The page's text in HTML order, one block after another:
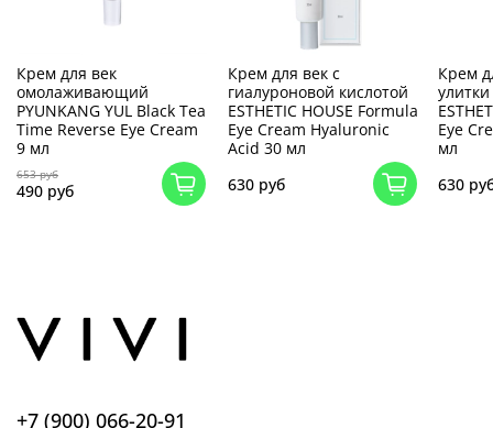
Крем для век
омолаживающий
PYUNKANG YUL Black Tea
Time Reverse Eye Cream
9 мл
653 руб
490 руб
Крем для век с
гиалуроновой кислотой
ESTHETIC HOUSE Formula
Eye Cream Hyaluronic
Acid 30 мл
630 руб
Крем
Eye
мл
630
+7 (900) 066-20-91